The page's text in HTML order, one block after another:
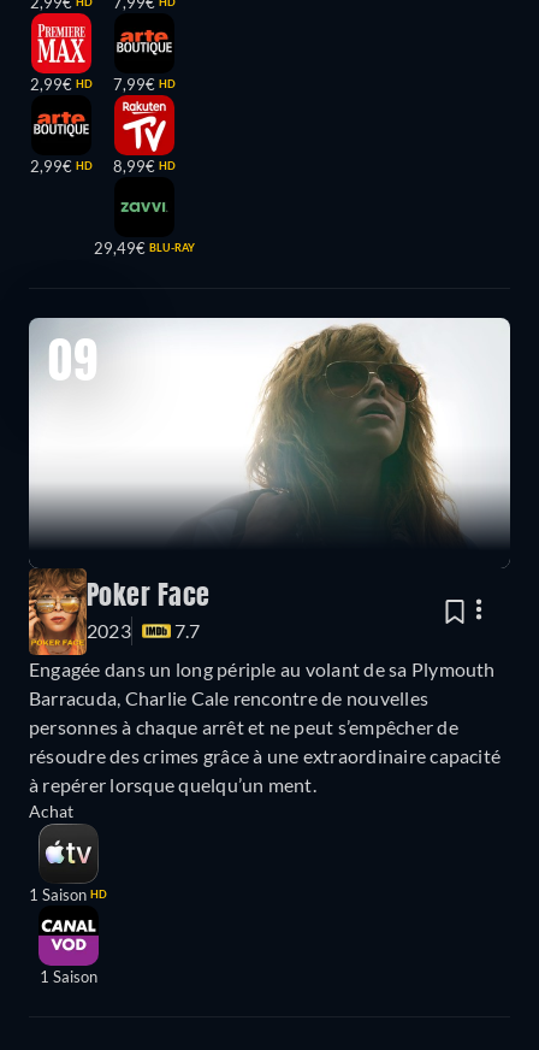
2,99€ HD
2,99€ HD
7,99€ HD
8,99€ HD
29,49€ BLU-RAY
09
Poker Face
2023
7.7
Engagée dans un long périple au volant de sa Plymouth
Barracuda, Charlie Cale rencontre de nouvelles
personnes à chaque arrêt et ne peut s’empêcher de
résoudre des crimes grâce à une extraordinaire capacité
à repérer lorsque quelqu’un ment.
Achat
1 Saison HD
1 Saison